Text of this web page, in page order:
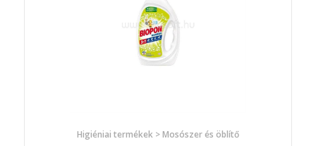
Higiéniai termékek > Mosószer és öblítő